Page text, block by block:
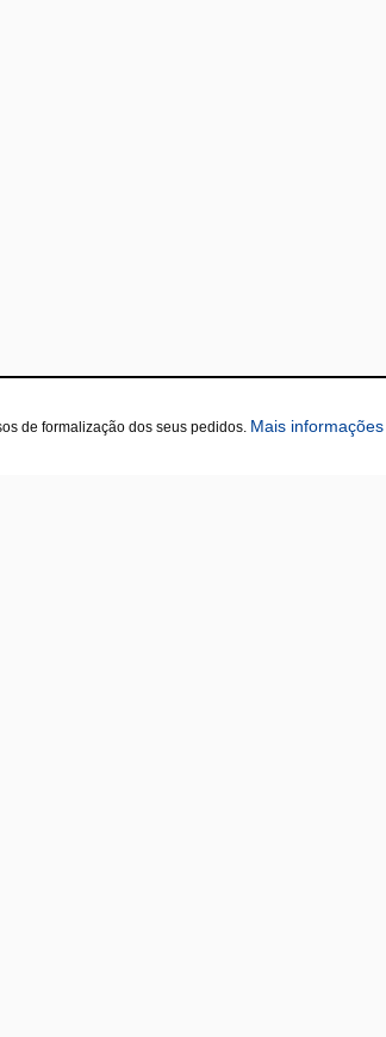
de formalização dos seus pedidos. Mais informações